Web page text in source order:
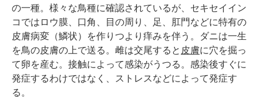
の一種。様々な鳥種に確認されているが、セキセイイン
コではロウ膜、口角、目の周り、足、肛門などに特有の
皮膚病変（鱗状）を作りつより痒みを伴う。ダニは一生
を鳥の皮膚の上で送る。雌は交尾すると 皮膚に穴を掘っ
て卵を産む。接触によって感染がうつる。感染後すぐに
発症するわけではなく、ストレスなどによって発症す
る。